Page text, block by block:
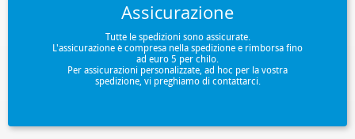
Assicurazione
Tutte le spedizioni sono assicurate.
L'assicurazione è compresa nella spedizione e rimborsa fino
ad euro 5 per chilo.
Per assicurazioni personalizzate, ad hoc per la vostra
spedizione, vi preghiamo di contattarci.